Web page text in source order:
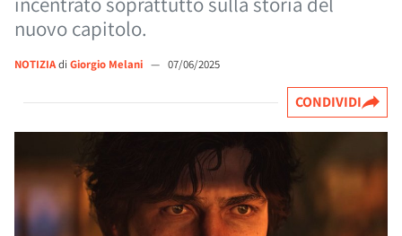
nuovo capitolo.
NOTIZIAdi Giorgio Melani — 07/06/2025
CONDIVIDI